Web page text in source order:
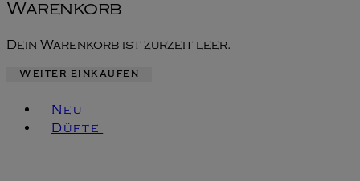
Warenkorb
Dein Warenkorb ist zurzeit leer.
Weiter einkaufen
Neu
Düfte